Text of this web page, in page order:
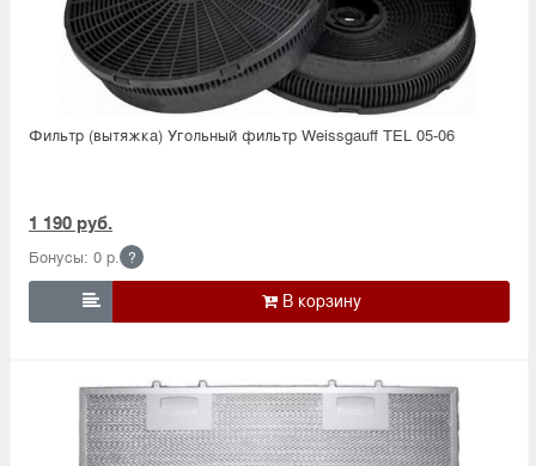
Фильтр (вытяжка) Угольный фильтр Weissgauff TEL 05-06
1 190 руб.
Бонусы: 0 р. ?
